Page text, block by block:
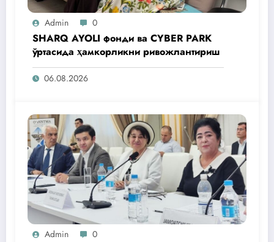
Admin 0
SHARQ AYOLI фонди ва CYBER PARK
ўртасида ҳамкорликни ривожлантириш
06.08.2026
Admin 0